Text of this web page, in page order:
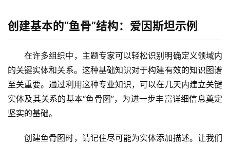
创建基本的“鱼骨”结构：爱因斯坦示例
在许多组织中，主题专家可以轻松识别明确定义领域内
的关键实体和关系。这种基础知识对于构建有效的知识图谱
至关重要。通过利用这种专业知识，可以在几天内建立关键
实体及其关系的基本“鱼骨图”，为进一步丰富详细信息奠定
坚实的基础。
创建鱼骨图时，请记住尽可能为实体添加描述。让我们